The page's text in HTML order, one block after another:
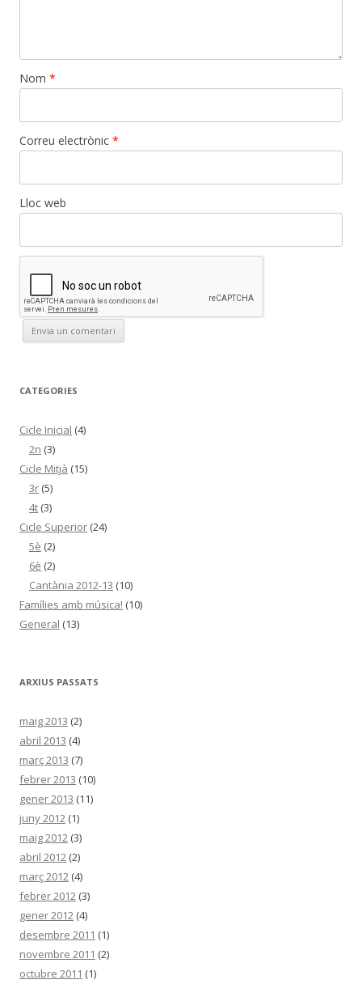
Nom *
Correu electrònic *
Lloc web
CATEGORIES
Cicle Inicial (4)
2n (3)
Cicle Mitjà (15)
3r (5)
4t (3)
Cicle Superior (24)
5è (2)
6è (2)
Cantània 2012-13 (10)
Famílies amb música! (10)
General (13)
ARXIUS PASSATS
maig 2013 (2)
abril 2013 (4)
març 2013 (7)
febrer 2013 (10)
gener 2013 (11)
juny 2012 (1)
maig 2012 (3)
abril 2012 (2)
març 2012 (4)
febrer 2012 (3)
gener 2012 (4)
desembre 2011 (1)
novembre 2011 (2)
octubre 2011 (1)